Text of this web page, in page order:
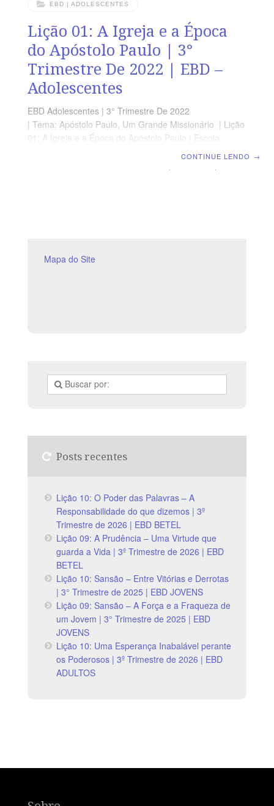
EBD | ADOLESCENTES
Lição 01: A Igreja e a Época
do Apóstolo Paulo | 3°
Trimestre De 2022 | EBD –
Adolescentes
EBD Adolescentes | 3° Trimestre De 2022
| Tema: Apóstolo Paulo, Um Grande Missionário | Lição
01: A Igreja e a Época do Apóstolo Paulo | Escola
Pentecostes;APRESENTAR
CONTINUE LENDO →
Mapa do Site
Posts recentes
Lição 10: O Poder das Palavras – A
Responsabilidade do que dizemos | 3º
Trimestre de 2026 | EBD BETEL
Lição 09: A Prudência – Uma Virtude que
guarda a Vida | 3º Trimestre de 2026 | EBD
BETEL
Lição 10: Sansão – Entre Vitórias e Derrotas
| 3° Trimestre de 2025 | EBD JOVENS
Lição 09: Sansão – A Força e a Fraqueza de
um Jovem | 3° Trimestre de 2025 | EBD
JOVENS
Lição 10: Uma Esperança Inabalável perante
os Poderosos | 3º Trimestre de 2026 | EBD
ADULTOS